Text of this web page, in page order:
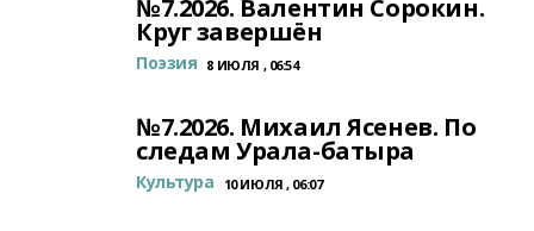
№7.2026. Валентин Сорокин.
Круг завершён
Поэзия 8 ИЮЛЯ , 06:54
№7.2026. Михаил Ясенев. По
следам Урала-батыра
Культура 10 ИЮЛЯ , 06:07